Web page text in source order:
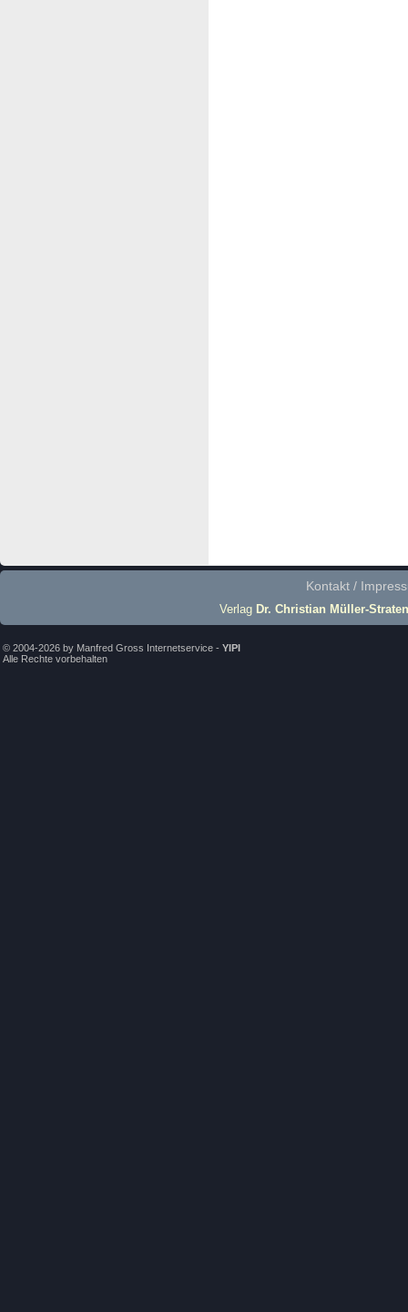
Kontakt /
Verlag Dr. Christian Müller-Straten
© 2004-2026 by Manfred Gross Internetservice - YIPI
Alle Rechte vorbehalten